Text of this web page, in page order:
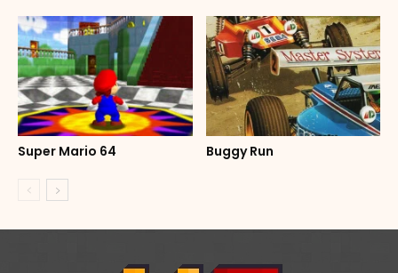
Super Mario 64 Buggy Run